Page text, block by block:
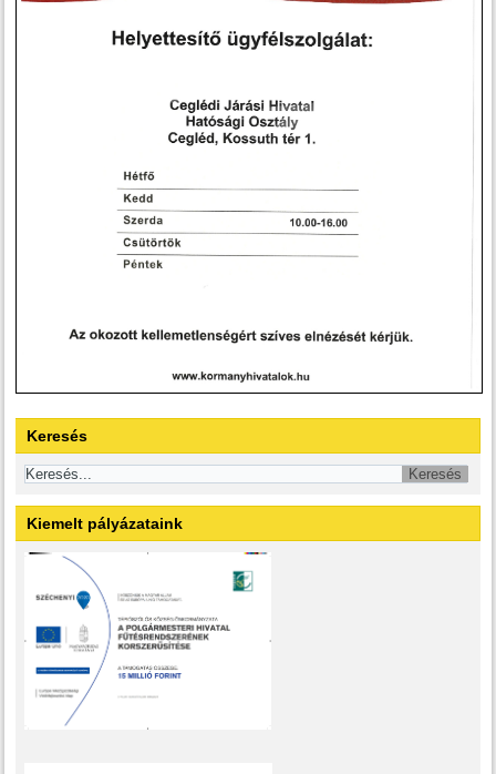
Keresés
Kiemelt pályázataink